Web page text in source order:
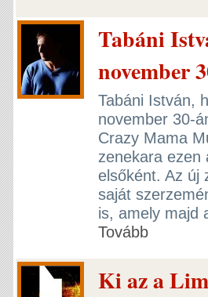
Tabáni
november
Tabáni István,
november 30-
Crazy Mama
zenekara ezen
elsőként. Az új
saját
is, amely majd
Tovább
Ki az a